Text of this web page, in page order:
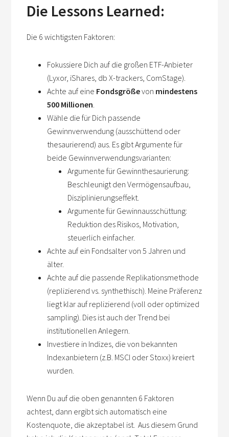
Die Lessons Learned:
Die 6 wichtigsten Faktoren:
Fokussiere Dich auf die großen ETF-Anbieter
(Lyxor, iShares, db X-trackers, ComStage).
Achte auf eine Fondsgrößevon mindestens
500 Millionen.
Wähle die für Dich passende
Gewinnverwendung (ausschüttend oder
thesaurierend) aus. Es gibt Argumente für
beide Gewinnverwendungsvarianten:
Argumente für Gewinnthesaurierung:
Beschleunigt den Vermögensaufbau,
Disziplinierungseffekt.
Argumente für Gewinnausschüttung:
Reduktion des Risikos, Motivation,
steuerlich einfacher.
Achte auf ein Fondsalter von 5 Jahren und
älter.
Achte auf die passende Replikationsmethode
(replizierend vs. synthethisch). Meine Präferenz
liegt klar auf replizierend (voll oder optimized
sampling). Dies ist auch der Trend bei
institutionellen Anlegern.
Investiere in Indizes, die von bekannten
Indexanbietern (z.B. MSCI oder Stoxx) kreiert
wurden.
Wenn Du auf die oben genannten 6 Faktoren
achtest, dann ergibt sich automatisch eine
Kostenquote, die akzeptabel ist. Aus diesem Grund